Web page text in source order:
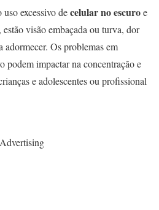
excessivo decelular no escuroe
visão embaçada ou turva, dor
adormecer. Os problemas em
podem impactar na concentração e
e adolescentes ou profissional
Advertising